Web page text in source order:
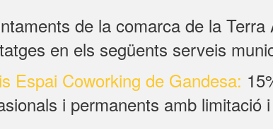
de la comarca de la
en els següents serveis
Espai Coworking de Gandesa:
i permanents amb limitació